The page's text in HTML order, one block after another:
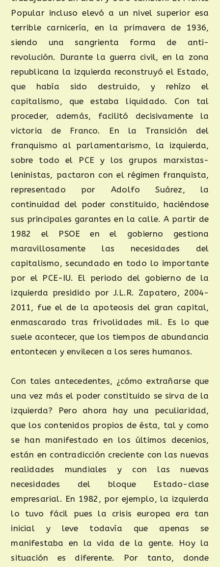
Popular incluso elevó a un nivel superior esa
terrible carnicería, en la primavera de 1936,
siendo una sangrienta forma de anti-
revolución. Durante la guerra civil, en la zona
republicana la izquierda reconstruyó el Estado,
que había sido destruido, y rehízo el
capitalismo, que estaba liquidado. Con tal
proceder, además, facilitó decisivamente la
victoria de Franco. En la Transición del
franquismo al parlamentarismo, la izquierda,
sobre todo el PCE y los grupos marxistas-
leninistas, pactaron con el régimen franquista,
representado por Adolfo Suárez, la
continuidad del poder constituido, haciéndose
sus principales garantes en la calle. A partir de
1982 el PSOE en el gobierno gestiona
maravillosamente las necesidades del
capitalismo, secundado en todo lo importante
por el PCE-IU. El periodo del gobierno de la
izquierda presidido por J.L.R. Zapatero, 2004-
2011, fue el de la apoteosis del gran capital,
enmascarado tras frivolidades mil. Es lo que
suele acontecer, que los tiempos de abundancia
entontecen y envilecen a los seres humanos.
Con tales antecedentes, ¿cómo extrañarse que
una vez más el poder constituido se sirva de la
izquierda? Pero ahora hay una peculiaridad,
que los contenidos propios de ésta, tal y como
se han manifestado en los últimos decenios,
están en contradicción creciente con las nuevas
realidades mundiales y con las nuevas
necesidades del bloque Estado-clase
empresarial. En 1982, por ejemplo, la izquierda
lo tuvo fácil pues la crisis europea era tan
inicial y leve todavía que apenas se
manifestaba en la vida de la gente. Hoy la
situación es diferente. Por tanto, donde